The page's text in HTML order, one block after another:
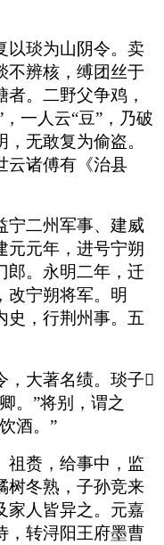
以琰为山阴令。卖
不辨核，缚团丝于
。二野父争鸡，
一人云“豆”，乃破
无敢复为偷盗。
云诸傅有《治县
宁二州军事、建威
元元年，进号宁朔
郎。永明二年，迁
改宁朔将军。明
史，行荆州事。五
，大著名绩。琰子
。”将别，谓之
酒。”
祖赉，给事中，监
树冬熟，子孙竞来
家人皆异之。元嘉
，转浔阳王府墨曹